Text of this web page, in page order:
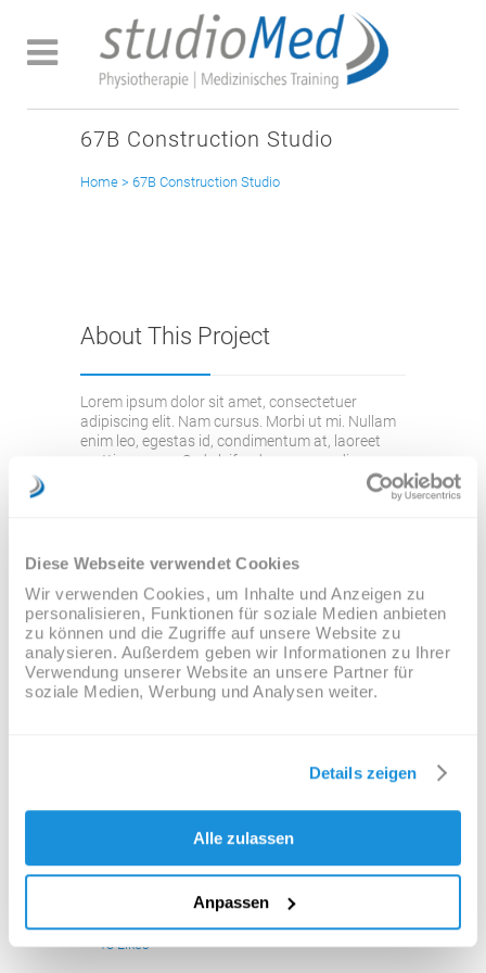
Diese Webseite verwendet Cookies
Wir verwenden Cookies, um Inhalte und Anzeigen zu
personalisieren, Funktionen für soziale Medien anbieten
zu können und die Zugriffe auf unsere Website zu
analysieren. Außerdem geben wir Informationen zu Ihrer
Verwendung unserer Website an unsere Partner für
soziale Medien, Werbung und Analysen weiter.
Details zeigen
Alle zulassen
Anpassen
67B Construction Studio
Home > 67B Construction Studio
About This Project
Lorem ipsum dolor sit amet, consectetuer
adipiscing elit. Nam cursus. Morbi ut mi. Nullam
enim leo, egestas id, condimentum at, laoreet
mattis, massa. Sed eleifend nonummy diam.
Praesent mauris ante, elementum et, bibendum
cupidatat non proident, sunt in culpa qui officia
CUSTOM FIELD
Lorem ipsum dolor sit amet
CATEGORY
13Likes